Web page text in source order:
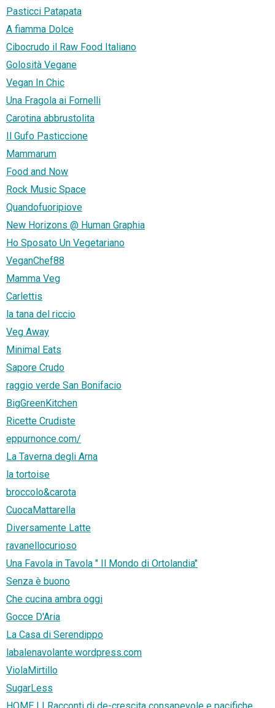
Pasticci Patapata
A fiamma Dolce
Cibocrudo il Raw Food Italiano
Golosità Vegane
Vegan In Chic
Una Fragola ai Fornelli
Carotina abbrustolita
Il Gufo Pasticcione
Mammarum
Food and Now
Rock Music Space
Quandofuoripiove
New Horizons @ Human Graphia
Ho Sposato Un Vegetariano
VeganChef88
Mamma Veg
Carlettis
la tana del riccio
Veg Away
Minimal Eats
Sapore Crudo
raggio verde San Bonifacio
BigGreenKitchen
Ricette Crudiste
eppurnonce.com/
La Taverna degli Arna
la tortoise
broccolo&carota
CuocaMattarella
Diversamente Latte
ravanellocurioso
Una Favola in Tavola " Il Mondo di Ortolandia"
Senza è buono
Che cucina ambra oggi
Gocce D'Aria
La Casa di Serendippo
labalenavolante.wordpress.com
ViolaMirtillo
SugarLess